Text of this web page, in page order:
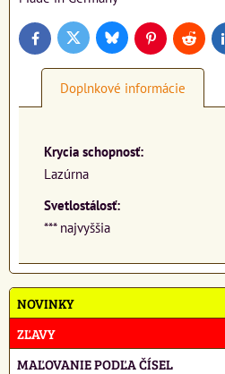
FacebookTwitter BlueskyPinterestReddit
Doplnkové informácie
Krycia schopnosť:
Lazúrna
Svetlostálosť:
*** najvyššia
NOVINKY
ZĽAVY
MAĽOVANIE PODĽA ČÍSEL